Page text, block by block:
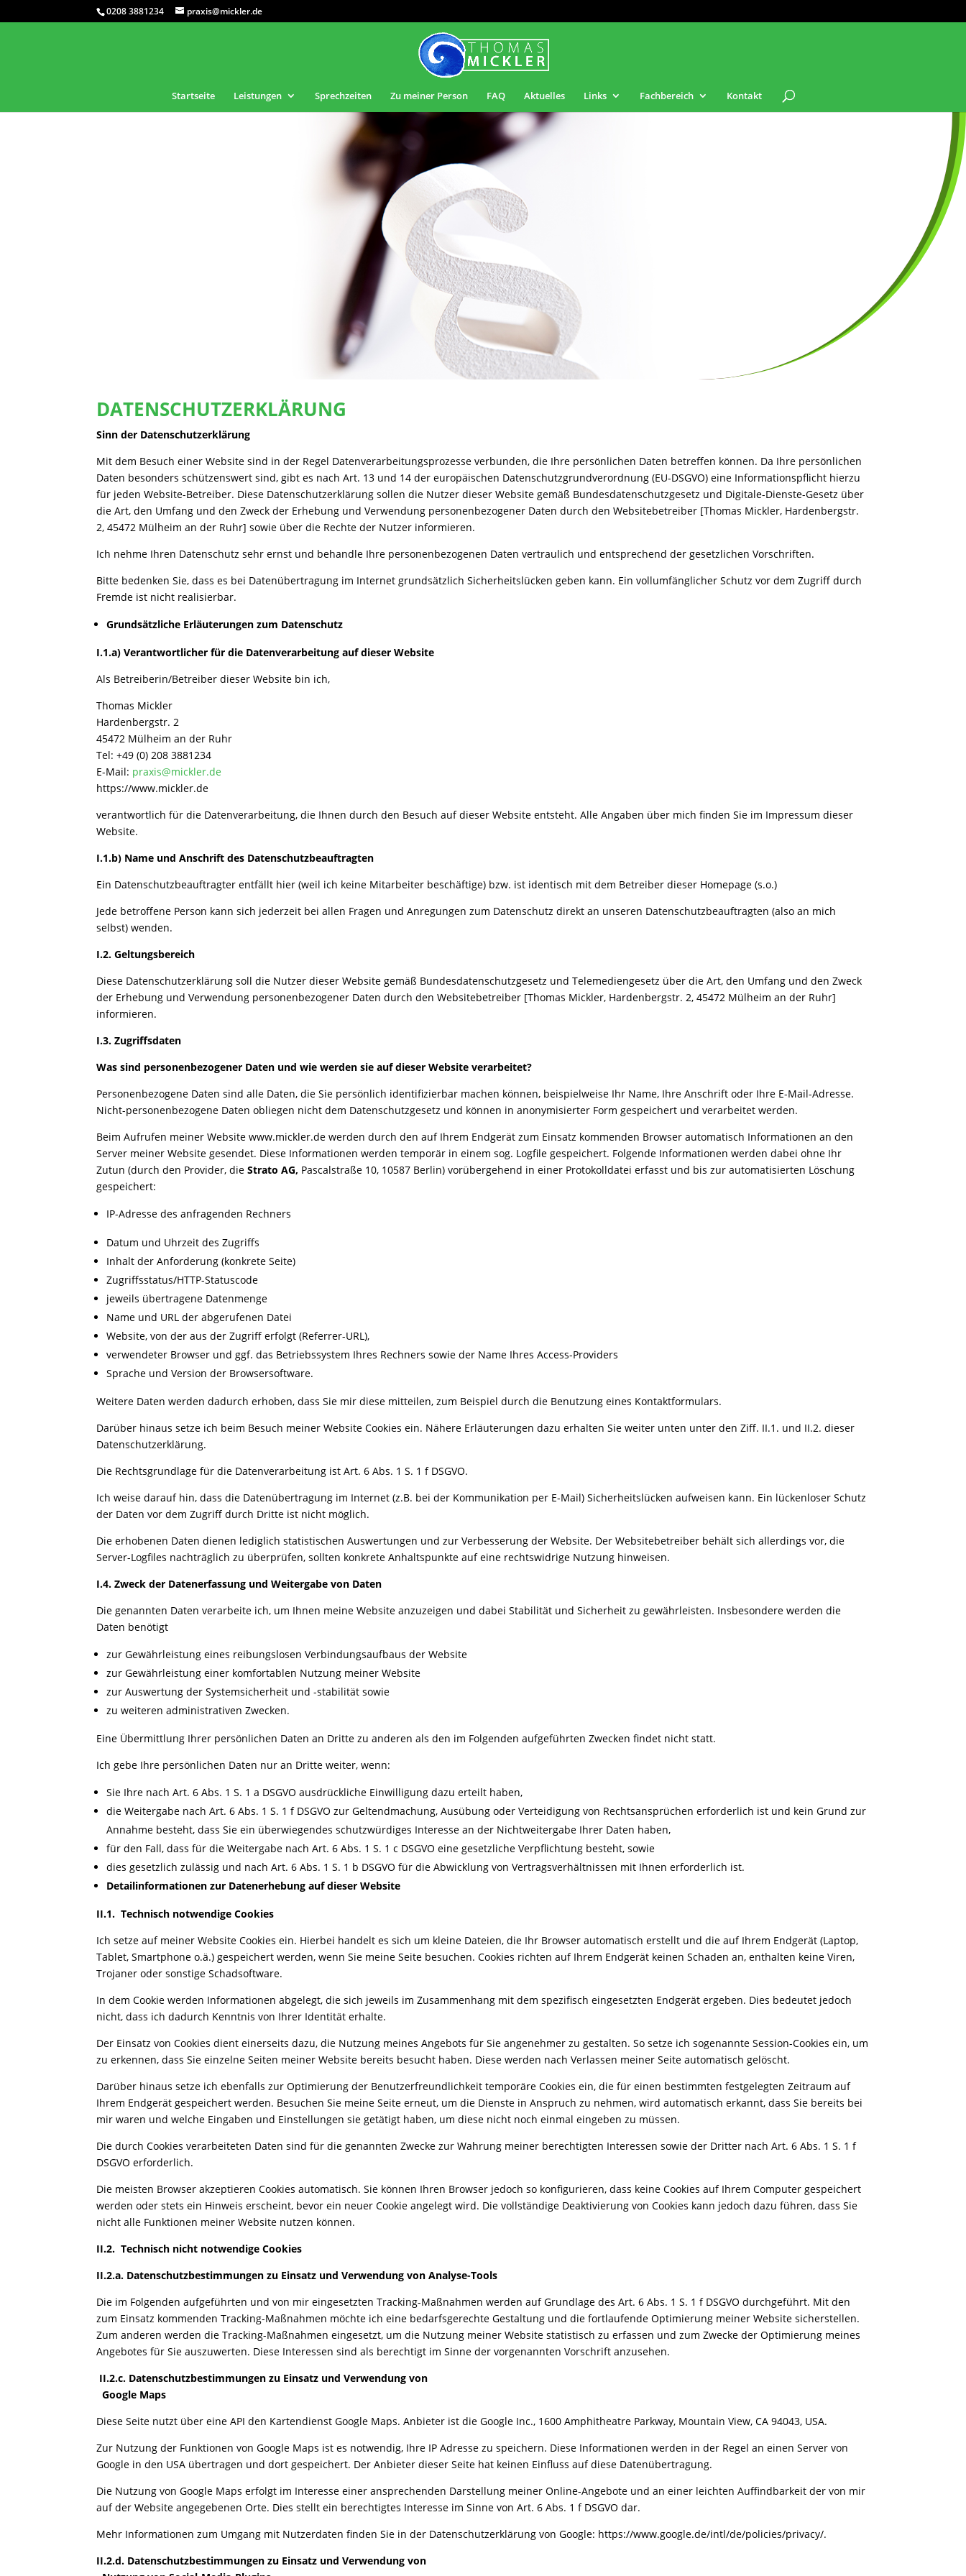
0208 3881234‬ praxis@mickler.de
Startseite Leistungen Sprechzeiten Zu meiner Person FAQ Aktuelles Links Fachbereich Kontakt
DATENSCHUTZERKLÄRUNG
Sinn der Datenschutzerklärung
Mit dem Besuch einer Website sind in der Regel Datenverarbeitungsprozesse verbunden, die Ihre persönlichen Daten betreffen können. Da Ihre persönlichen
Daten besonders schützenswert sind, gibt es nach Art. 13 und 14 der europäischen Datenschutzgrundverordnung (EU-DSGVO) eine Informationspflicht hierzu
für jeden Website-Betreiber. Diese Datenschutzerklärung sollen die Nutzer dieser Website gemäß Bundesdatenschutzgesetz und Digitale-Dienste-Gesetz über
die Art, den Umfang und den Zweck der Erhebung und Verwendung personenbezogener Daten durch den Websitebetreiber [Thomas Mickler, Hardenbergstr.
2, 45472 Mülheim an der Ruhr] sowie über die Rechte der Nutzer informieren.
Ich nehme Ihren Datenschutz sehr ernst und behandle Ihre personenbezogenen Daten vertraulich und entsprechend der gesetzlichen Vorschriften.
Bitte bedenken Sie, dass es bei Datenübertragung im Internet grundsätzlich Sicherheitslücken geben kann. Ein vollumfänglicher Schutz vor dem Zugriff durch
Fremde ist nicht realisierbar.
Grundsätzliche Erläuterungen zum Datenschutz
I.1.a) Verantwortlicher für die Datenverarbeitung auf dieser Website
Als Betreiberin/Betreiber dieser Website bin ich,
Thomas Mickler
Hardenbergstr. 2
45472 Mülheim an der Ruhr
Tel: +49 (0) 208 3881234
E-Mail: praxis@mickler.de
https://www.mickler.de
verantwortlich für die Datenverarbeitung, die Ihnen durch den Besuch auf dieser Website entsteht. Alle Angaben über mich finden Sie im Impressum dieser
Website.
I.1.b) Name und Anschrift des Datenschutzbeauftragten
Ein Datenschutzbeauftragter entfällt hier (weil ich keine Mitarbeiter beschäftige) bzw. ist identisch mit dem Betreiber dieser Homepage (s.o.)
Jede betroffene Person kann sich jederzeit bei allen Fragen und Anregungen zum Datenschutz direkt an unseren Datenschutzbeauftragten (also an mich
selbst) wenden.
I.2. Geltungsbereich
Diese Datenschutzerklärung soll die Nutzer dieser Website gemäß Bundesdatenschutzgesetz und Telemediengesetz über die Art, den Umfang und den Zweck
der Erhebung und Verwendung personenbezogener Daten durch den Websitebetreiber [Thomas Mickler, Hardenbergstr. 2, 45472 Mülheim an der Ruhr]
informieren.
I.3. Zugriffsdaten
Was sind personenbezogener Daten und wie werden sie auf dieser Website verarbeitet?
Personenbezogene Daten sind alle Daten, die Sie persönlich identifizierbar machen können, beispielweise Ihr Name, Ihre Anschrift oder Ihre E-Mail-Adresse.
Nicht-personenbezogene Daten obliegen nicht dem Datenschutzgesetz und können in anonymisierter Form gespeichert und verarbeitet werden.
Beim Aufrufen meiner Websitewww.mickler.de werden durch den auf Ihrem Endgerät zum Einsatz kommenden Browser automatisch Informationen an den
Server meiner Website gesendet. Diese Informationen werden temporär in einem sog. Logfile gespeichert. Folgende Informationen werden dabei ohne Ihr
Zutun(durch den Provider, dieStrato AG, Pascalstraße 10, 10587 Berlin) vorübergehend in einer Protokolldatei erfasst und bis zur automatisierten Löschung
gespeichert:
IP-Adresse des anfragenden Rechners
Datum und Uhrzeit des Zugriffs
Inhalt der Anforderung (konkrete Seite)
Zugriffsstatus/HTTP-Statuscode
jeweils übertragene Datenmenge
Name und URL der abgerufenen Datei
Website, von der aus der Zugriff erfolgt (Referrer-URL),
verwendeter Browser und ggf. das Betriebssystem Ihres Rechners sowie der Name Ihres Access-Providers
Sprache und Version der Browsersoftware.
Weitere Daten werden dadurch erhoben, dass Sie mir diese mitteilen, zum Beispiel durch die Benutzung eines Kontaktformulars.
Darüber hinaus setze ich beim Besuch meiner Website Cookies ein. Nähere Erläuterungen dazu erhalten Sie weiter unten unter den Ziff. II.1. und II.2. dieser
Datenschutzerklärung.
Die Rechtsgrundlage für die Datenverarbeitung ist Art. 6 Abs. 1 S. 1 f DSGVO.
Ich weise darauf hin, dass die Datenübertragung im Internet (z.B. bei der Kommunikation per E-Mail) Sicherheitslücken aufweisen kann. Ein lückenloser Schutz
der Daten vordem Zugriff durch Dritte ist nicht möglich.
Die erhobenen Daten dienen lediglich statistischen Auswertungen und zur Verbesserung der Website. Der Websitebetreiber behält sich allerdings vor, die
Server-Logfiles nachträglich zu überprüfen, sollten konkrete Anhaltspunkte auf eine rechtswidrige Nutzung hinweisen.
I.4. Zweck der Datenerfassung und Weitergabe von Daten
Die genannten Daten verarbeite ich, um Ihnen meine Website anzuzeigen und dabei Stabilität und Sicherheit zu gewährleisten. Insbesondere werden die
Daten benötigt
zur Gewährleistung eines reibungslosen Verbindungsaufbaus der Website
zur Gewährleistung einer komfortablen Nutzung meiner Website
zur Auswertung der Systemsicherheit und -stabilität sowie
zu weiteren administrativen Zwecken.
Eine Übermittlung Ihrer persönlichen Daten an Dritte zu anderen als den im Folgenden aufgeführten Zwecken findet nicht statt.
Ich gebe Ihre persönlichen Daten nur an Dritte weiter, wenn:
Sie Ihre nach Art. 6 Abs. 1 S. 1 a DSGVO ausdrückliche Einwilligung dazu erteilt haben,
die Weitergabe nach Art. 6 Abs. 1 S. 1 f DSGVO zur Geltendmachung, Ausübung oder Verteidigung von Rechtsansprüchen erforderlich ist und kein Grund zur
Annahme besteht, dass Sie ein überwiegendes schutzwürdiges Interesse an der Nichtweitergabe Ihrer Daten haben,
für den Fall, dass für die Weitergabe nach Art. 6 Abs. 1 S. 1 c DSGVO eine gesetzliche Verpflichtung besteht, sowie
dies gesetzlich zulässig und nach Art. 6 Abs. 1 S. 1 b DSGVO für die Abwicklung von Vertragsverhältnissen mit Ihnen erforderlich ist.
Detailinformationen zur Datenerhebung auf dieser Website
II.1. Technisch notwendige Cookies
Ich setze auf meiner Website Cookies ein. Hierbei handelt es sich um kleine Dateien, die Ihr Browser automatisch erstellt und die auf Ihrem Endgerät (Laptop,
Tablet, Smartphone o.ä.) gespeichert werden, wenn Sie meine Seite besuchen. Cookies richten auf Ihrem Endgerät keinen Schaden an, enthalten keine Viren,
Trojaner oder sonstige Schadsoftware.
In dem Cookie werden Informationen abgelegt, die sich jeweils im Zusammenhang mit dem spezifisch eingesetzten Endgerät ergeben. Dies bedeutet jedoch
nicht, dass ich dadurch Kenntnis von Ihrer Identität erhalte.
Der Einsatz von Cookies dient einerseits dazu, die Nutzung meines Angebots für Sie angenehmer zu gestalten. So setze ich sogenannte Session-Cookies ein, um
zu erkennen, dass Sie einzelne Seiten meiner Website bereits besucht haben. Diese werden nach Verlassen meiner Seite automatisch gelöscht.
Darüber hinaus setze ich ebenfalls zur Optimierung der Benutzerfreundlichkeit temporäre Cookies ein, die für einen bestimmten festgelegten Zeitraum auf
Ihrem Endgerät gespeichert werden. Besuchen Sie meine Seite erneut, um die Dienste in Anspruch zu nehmen, wird automatisch erkannt, dass Sie bereits bei
mir waren und welche Eingaben und Einstellungen sie getätigt haben, um diese nicht noch einmal eingeben zu müssen.
Die durch Cookies verarbeiteten Daten sind für die genannten Zwecke zur Wahrung meiner berechtigten Interessen sowie der Dritter nach Art. 6 Abs. 1 S. 1 f
DSGVO erforderlich.
Die meisten Browser akzeptieren Cookies automatisch. Sie können Ihren Browser jedoch so konfigurieren, dass keine Cookies auf Ihrem Computer gespeichert
werden oder stets ein Hinweis erscheint, bevor ein neuer Cookie angelegt wird. Die vollständige Deaktivierung von Cookies kann jedoch dazu führen, dass Sie
nicht alle Funktionen meiner Website nutzen können.
II.2. Technisch nicht notwendige Cookies
II.2.a. Datenschutzbestimmungen zu Einsatz und Verwendung vonAnalyse-Tools
Die im Folgenden aufgeführten und von mir eingesetzten Tracking-Maßnahmen werden auf Grundlage des Art. 6 Abs. 1 S. 1 f DSGVO durchgeführt. Mit den
zum Einsatz kommenden Tracking-Maßnahmen möchte ich eine bedarfsgerechte Gestaltung und die fortlaufende Optimierung meiner Website sicherstellen.
Zum anderen werden die Tracking-Maßnahmen eingesetzt, um die Nutzung meiner Website statistisch zu erfassen und zum Zwecke der Optimierung meines
Angebotes für Sie auszuwerten. Diese Interessen sind als berechtigt im Sinne der vorgenannten Vorschrift anzusehen.
II.2.c. Datenschutzbestimmungen zu Einsatz und Verwendung von
Google Maps
Diese Seite nutzt über eine API den Kartendienst Google Maps. Anbieter ist die Google Inc., 1600 Amphitheatre Parkway, Mountain View, CA 94043, USA.
Zur Nutzung der Funktionen von Google Maps ist es notwendig, Ihre IP Adresse zu speichern. Diese Informationen werden in der Regel an einen Server von
Google in den USA übertragen und dort gespeichert. Der Anbieter dieser Seite hat keinen Einfluss auf diese Datenübertragung.
Die Nutzung von Google Maps erfolgt im Interesse einer ansprechenden Darstellung meiner Online-Angebote und an einer leichten Auffindbarkeit der von mir
auf der Website angegebenen Orte. Dies stellt ein berechtigtes Interesse im Sinne von Art. 6 Abs. 1 f DSGVO dar.
Mehr Informationen zum Umgang mit Nutzerdaten finden Sie in der Datenschutzerklärung von Google: https://www.google.de/intl/de/policies/privacy/.
II.2.d. Datenschutzbestimmungen zu Einsatz und Verwendung von